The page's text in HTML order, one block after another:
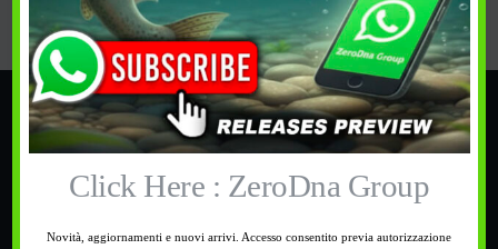
Categorie
PESCA
BUONI REGALO
Click Here : ZeroDna Group
Novità, aggiornamenti e nuovi arrivi. Accesso consentito previa autorizzazione